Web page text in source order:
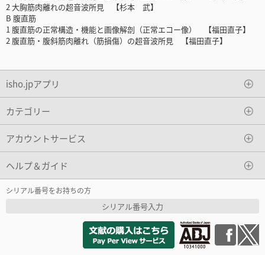
2 大胸筋肉離れの超音波所見 【杉本 武】
B 腹直筋
1 腹直筋の正常構造・機能と画像解剖（正常エコー像） 【福田直子】
2 腹直筋・腹斜筋肉離れ（筋損傷）の超音波所見 【福田直子】
isho.jpアプリ
カテゴリー
アカウントサービス
ヘルプ＆ガイド
シリアル番号をお持ちの方
シリアル番号入力